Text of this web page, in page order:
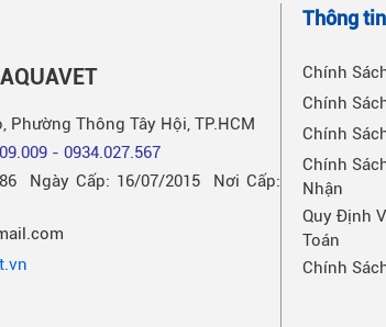
Phường Thông Tây Hội, TP.HCM
- 0934.027.567
Ngày Cấp: 16/07/2015 Nơi Cấp:
Thông tin
Chính
Chính
Chính
Chính
Nhận
Quy Định
Toán
Chính